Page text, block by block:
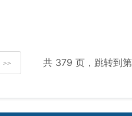
>> 共 379 页，跳转到第